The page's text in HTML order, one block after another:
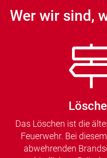
Wer wir sind,
Das Löschen ist die
Feuerwehr. Bei
abwehrenden